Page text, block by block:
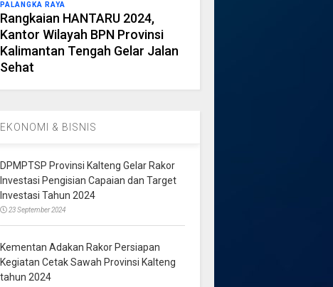
PALANGKA RAYA
Rangkaian HANTARU 2024,
Kantor Wilayah BPN Provinsi
Kalimantan Tengah Gelar Jalan
Sehat
EKONOMI & BISNIS
DPMPTSP Provinsi Kalteng Gelar Rakor
Investasi Pengisian Capaian dan Target
Investasi Tahun 2024
23 September 2024
Kementan Adakan Rakor Persiapan
Kegiatan Cetak Sawah Provinsi Kalteng
tahun 2024